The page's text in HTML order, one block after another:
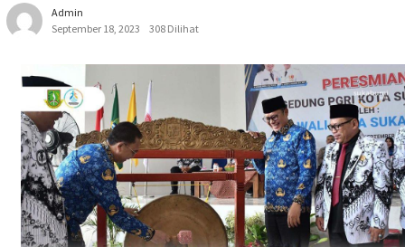
Admin
September 18, 2023
308 Dilihat